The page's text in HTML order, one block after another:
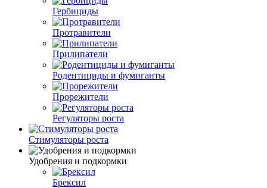
Гербициды
Протравители
Прилипатели
Родентициды и фумиганты
Прорежители
Регуляторы роста
Стимуляторы роста
Удобрения и подкормки
Брексил